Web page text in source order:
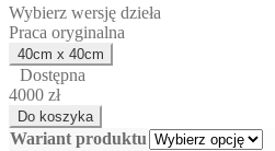
Wybierz wersję dzieła
Praca oryginalna
Dostępna
4000 zł
Wariant produktu